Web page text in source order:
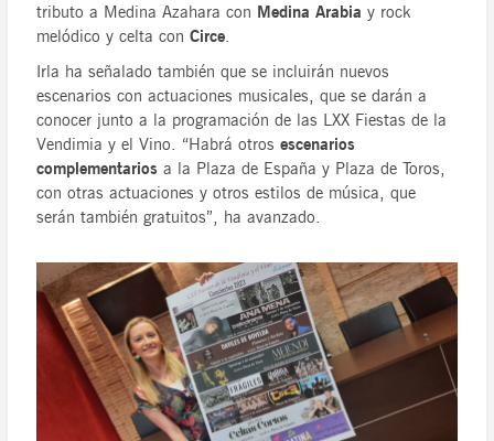
tributo a Medina Azahara con Medina Arabia y rock
melódico y celta conCirce.
Irla ha señalado también que se incluirán nuevos
escenarios con actuaciones musicales, que se darán a
conocer junto a la programación de las LXX Fiestas de la
Vendimia y el Vino. “Habrá otrosescenarios
complementarios a la Plaza de España y Plaza de Toros,
con otras actuaciones y otros estilos de música, que
serán también gratuitos”, ha avanzado.